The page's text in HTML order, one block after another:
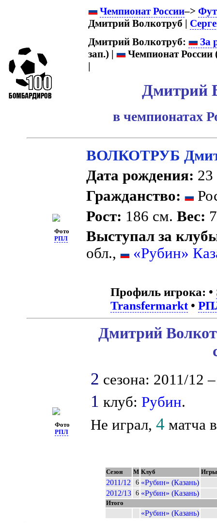
Чемпионат России–>
Дмитрий Волкотруб |
Дмитрий Волкотруб:
За
зап.) |
Чемпионат России
|
Дмитрий
в чемпионатах
Фото
РПЛ
ВОЛКОТРУБ
Дата рождения: 23
Гражданство:
Рост: 186 см. Вес:
Выступал за
обл.,
«Рубин»
Профиль игрока: •
Transfermarkt•
Фото
РПЛ
Дмитрий
2 сезона: 2011/12
1 клуб: Рубин.
Не играл, 4 матча
Сезон М Клуб Игры
2011/12 6 «Рубин» (Казань)
2012/13 6 «Рубин» (Казань)
Итого
«Рубин» (Казань)